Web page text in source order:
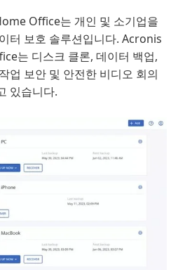
Office는 개인 및 소기업을
터 보호 솔루션입니다. Acronis
는 디스크 클론, 데이터 백업,
업 보안 및 안전한 비디오 회의
있습니다.